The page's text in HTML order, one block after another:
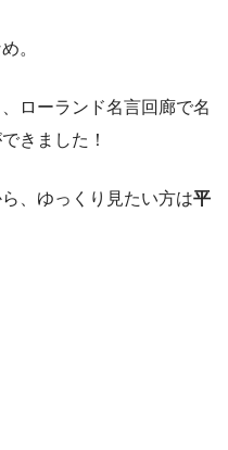
。
ローランド名言回廊で名
きました！
、ゆっくり見たい方は平